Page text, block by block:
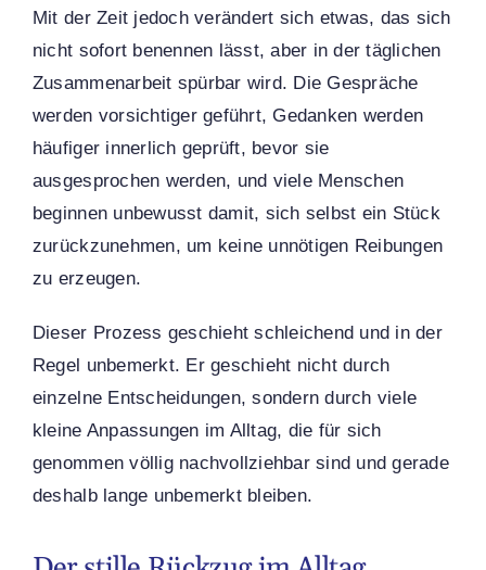
Mit der Zeit jedoch verändert sich etwas, das sich
nicht sofort benennen lässt, aber in der täglichen
Zusammenarbeit spürbar wird. Die Gespräche
werden vorsichtiger geführt, Gedanken werden
häufiger innerlich geprüft, bevor sie
ausgesprochen werden, und viele Menschen
beginnen unbewusst damit, sich selbst ein Stück
zurückzunehmen, um keine unnötigen Reibungen
zu erzeugen.
Dieser Prozess geschieht schleichend und in der
Regel unbemerkt. Er geschieht nicht durch
einzelne Entscheidungen, sondern durch viele
kleine Anpassungen im Alltag, die für sich
genommen völlig nachvollziehbar sind und gerade
deshalb lange unbemerkt bleiben.